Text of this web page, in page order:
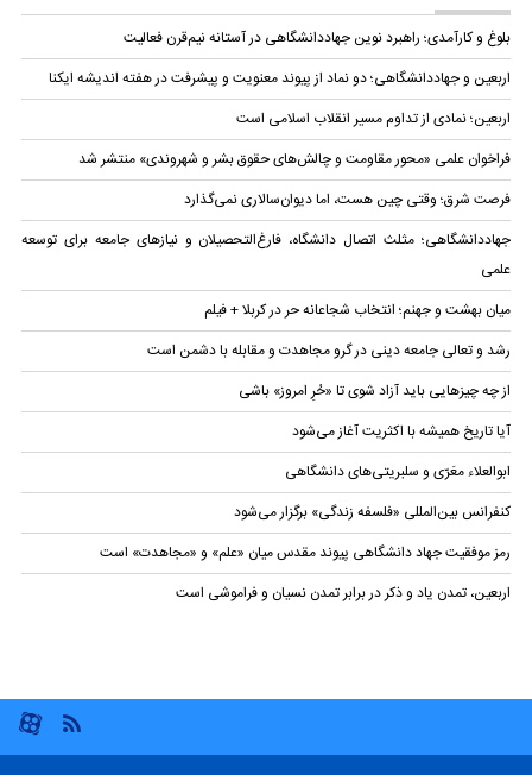
بلوغ و کارآمدی؛ راهبرد نوین جهاددانشگاهی در آستانه نیم‌قرن فعالیت
اربعین و جهاددانشگاهی؛ دو نماد از پیوند معنویت و پیشرفت در هفته اندیشه ایکنا
اربعین؛ نمادی از تداوم مسیر انقلاب اسلامی است
فراخوان علمی «محور مقاومت و چالش‌های حقوق بشر و شهروندی» منتشر شد
فرصت شرق؛ وقتی چین هست، اما دیوان‌سالاری نمی‌گذارد
جهاددانشگاهی؛ مثلث اتصال دانشگاه، فارغ‌التحصیلان و نیازهای جامعه برای توسعه
علمی
میان بهشت و جهنم؛ انتخاب شجاعانه حر در کربلا + فیلم
رشد و تعالی جامعه دینی در گرو مجاهدت و مقابله با دشمن است
از چه چیزهایی باید آزاد شوی تا «حُرِ امروز» باشی
آیا تاریخ همیشه با اکثریت آغاز می‌شود
ابوالعلاء معَرّی و سلبریتی‌های دانشگاهی
کنفرانس بین‌المللی «فلسفه زندگی» برگزار می‌شود
رمز موفقیت جهاد دانشگاهی پیوند مقدس میان «علم» و «مجاهدت» است
اربعین، تمدن یاد و ذکر در برابر تمدن نسیان و فراموشی است